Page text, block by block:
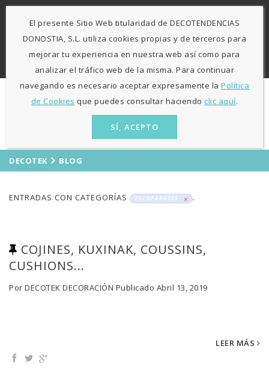
L-V: 9:30h - 13h / 15:30h - 19:30h S: 10h30 - 13h
DECOTEK BLOG
ENTRADAS CON CATEGORÍAS ESCAPARATES .
COJINES, KUXINAK, COUSSINS,
CUSHIONS...
Por DECOTEK DECORACIÓN Publicado Abril 13, 2019
LEER MÁS
El presente Sitio Web titularidad de DECOTENDENCIAS
DONOSTIA, S.L. utiliza cookies propias y de terceros para
mejorar tu experiencia en nuestra web así como para
analizar el tráfico web de la misma. Para continuar
navegando es necesario aceptar expresamente laPolítica
de Cookies que puedes consultar haciendoclic aquí.
SÍ, ACEPTO